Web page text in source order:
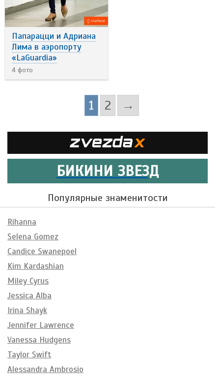
Папарацци и Адриана
Лима в аэропорту
«LaGuardia»
4 фото
1 2 →
БИКИНИ ЗВЕЗД
Популярные знаменитости
Rihanna
Selena Gomez
Candice Swanepoel
Kim Kardashian
Miley Cyrus
Jessica Alba
Irina Shayk
Jennifer Lawrence
Vanessa Hudgens
Taylor Swift
Alessandra Ambrosio